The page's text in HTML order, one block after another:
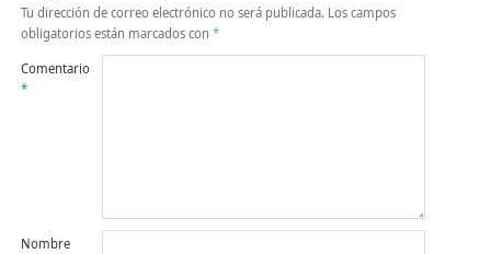
Tu dirección de correo electrónico no será publicada. Los campos
obligatorios están marcados con *
Comentario
*
Nombre